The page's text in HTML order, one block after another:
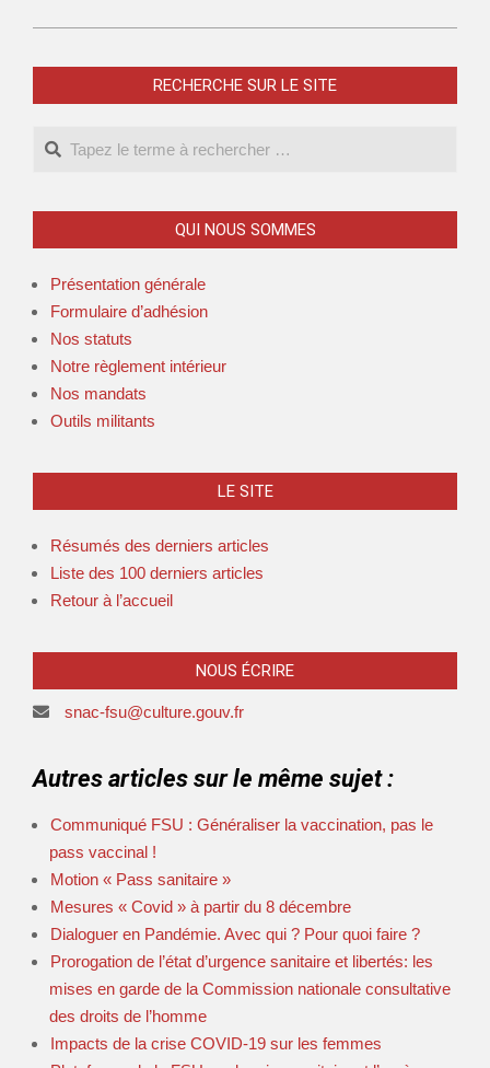
RECHERCHE SUR LE SITE
QUI NOUS SOMMES
Présentation générale
Formulaire d’adhésion
Nos statuts
Notre règlement intérieur
Nos mandats
Outils militants
LE SITE
Résumés des derniers articles
Liste des 100 derniers articles
Retour à l’accueil
NOUS ÉCRIRE
snac-fsu@culture.gouv.fr
Autres articles sur le même sujet :
Communiqué FSU : Généraliser la vaccination, pas le
pass vaccinal !
Motion « Pass sanitaire »
Mesures « Covid » à partir du 8 décembre
Dialoguer en Pandémie. Avec qui ? Pour quoi faire ?
Prorogation de l’état d’urgence sanitaire et libertés: les
mises en garde de la Commission nationale consultative
des droits de l’homme
Impacts de la crise COVID-19 sur les femmes